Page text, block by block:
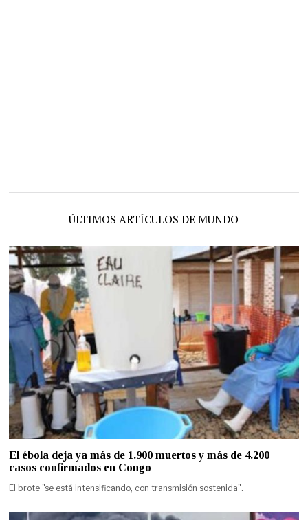
ÚLTIMOS ARTÍCULOS DE MUNDO
El ébola deja ya más de 1.900 muertos y más de 4.200
casos confirmados en Congo
El brote "se está intensificando, con transmisión sostenida".